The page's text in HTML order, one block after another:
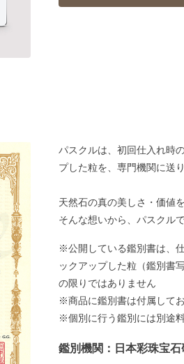
パスクルは、初回仕入れ時
プした粒を、専門機関に送
天然石の真の美しさ・価値
そんな想いから、パスクル
※公開している鑑別書は、
ックアップした粒（鑑別書
の限りではありません
※商品に鑑別書は付属して
※個別に行う鑑別には別途
鑑別機関：日本彩珠宝石